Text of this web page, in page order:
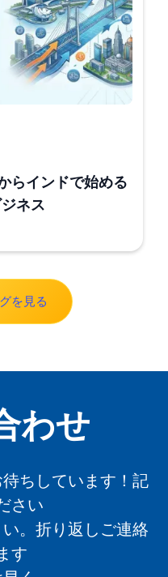
らインドで始める
ネス
を見る
わせ
ちしています！記
さい
。折り返しご連絡
す